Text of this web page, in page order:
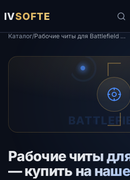
IVSOFTE
Каталог/ Рабочие читы для Battlefield 6 — купить на нашем сайте
Рабочие читы
— купить на